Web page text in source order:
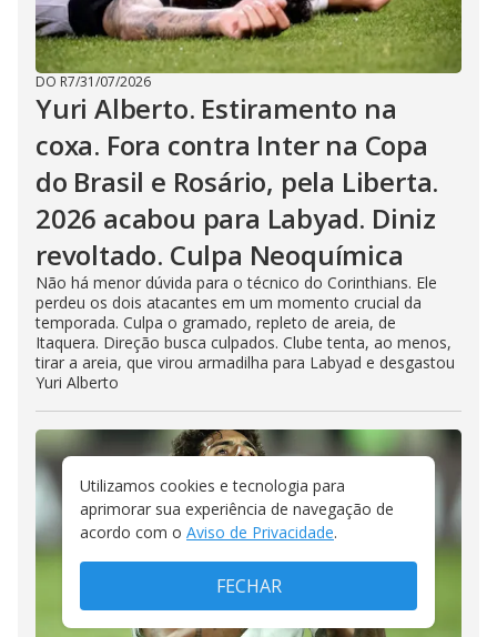
DO R7/31/07/2026
Yuri Alberto. Estiramento na
coxa. Fora contra Inter na Copa
do Brasil e Rosário, pela Liberta.
2026 acabou para Labyad. Diniz
revoltado. Culpa Neoquímica
Não há menor dúvida para o técnico do Corinthians. Ele
perdeu os dois atacantes em um momento crucial da
temporada. Culpa o gramado, repleto de areia, de
Itaquera. Direção busca culpados. Clube tenta, ao menos,
tirar a areia, que virou armadilha para Labyad e desgastou
Yuri Alberto
Utilizamos cookies e tecnologia para
aprimorar sua experiência de navegação de
acordo com o Aviso de Privacidade.
FECHAR